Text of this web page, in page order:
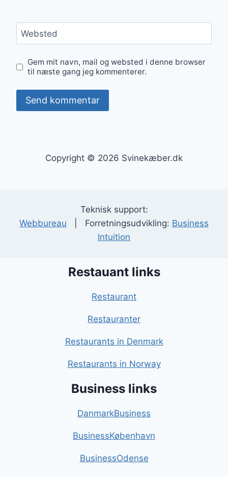
Websted
Gem mit navn, mail og websted i denne browser
til næste gang jeg kommenterer.
Copyright © 2026 Svinekæber.dk
Teknisk support:
Webbureau | Forretningsudvikling: Business
Intuition
Restauant links
Restaurant
Restauranter
Restaurants in Denmark
Restaurants in Norway
Business links
DanmarkBusiness
BusinessKøbenhavn
BusinessOdense